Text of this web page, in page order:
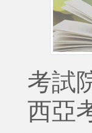
考試
西亞